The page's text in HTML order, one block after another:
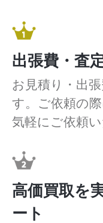
出張費・査
お見積り・出
す。ご依頼の
気軽にご依頼い
高価買取を
ート